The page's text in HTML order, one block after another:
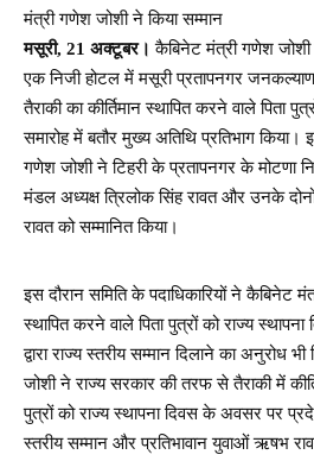
मंत्री गणेश जोशी ने किया सम्मान
मसूरी, 21 अक्टूबर। कैबिनेट मंत्री गणेश
एक निजी होटल में मसूरी प्रतापनगर जनकल्याण
तैराकी का कीर्तिमान स्थापित करने वाले पिता
समारोह में बतौर मुख्य अतिथि प्रतिभाग
गणेश जोशी ने टिहरी के प्रतापनगर के मोटणा
मंडल अध्यक्ष त्रिलोक सिंह रावत और उनके
रावत को सम्मानित किया।
इस दौरान समिति के पदाधिकारियों ने कैबिनेट
स्थापित करने वाले पिता पुत्रों को राज्य
द्वारा राज्य स्तरीय सम्मान दिलाने का अनुरोध
जोशी ने राज्य सरकार की तरफ से तैराकी में
पुत्रों को राज्य स्थापना दिवस के अवसर पर
स्तरीय सम्मान और प्रतिभावान युवाओं ऋषभ